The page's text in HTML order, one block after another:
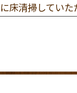
床清掃していた